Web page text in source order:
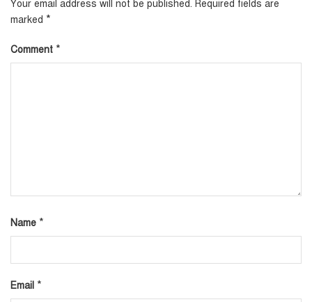
Your email address will not be published. Required fields are
marked *
Comment *
Name *
Email *